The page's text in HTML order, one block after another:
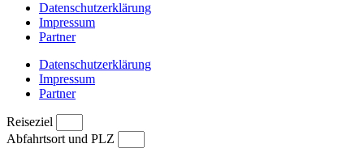
Datenschutzerklärung
Impressum
Partner
Datenschutzerklärung
Impressum
Partner
Reiseziel
Abfahrtsort und PLZ